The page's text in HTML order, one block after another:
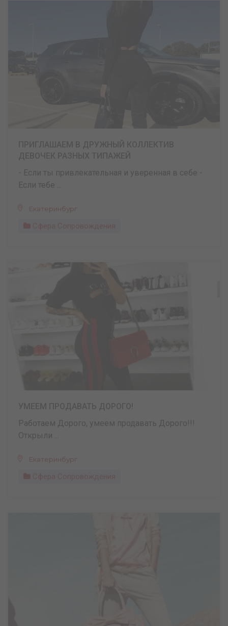
- Если ты привлекательная и уверенная в себе -
Если тебе ...
Екатеринбург
Сфера Сопровождения
Работаем Дорого, умеем продавать Дорого!!!
Открыли ...
Екатеринбург
Сфера Сопровождения